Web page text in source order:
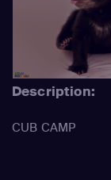
Description:
CUB CAMP